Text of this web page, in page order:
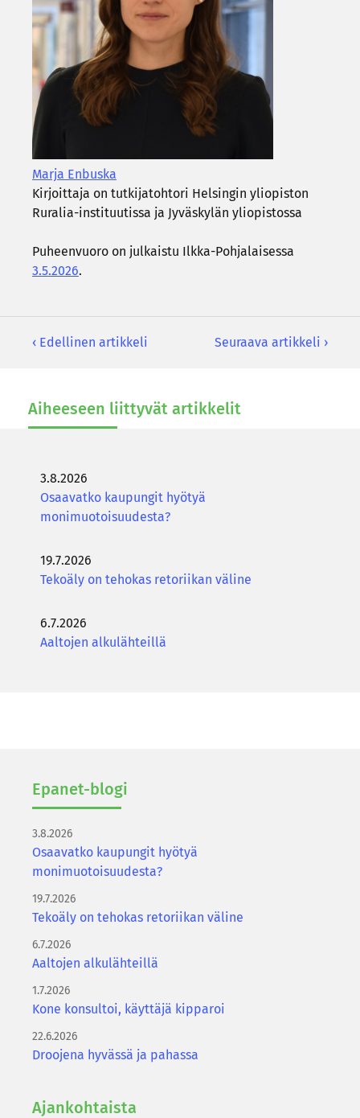
Marja En­bus­ka
Kir­joit­ta­ja on tut­ki­ja­toh­to­ri Hel­sin­gin yli­opis­ton
Ruralia-​instituutissa ja Jy­väs­ky­län yli­opis­tos­sa
Pu­heen­vuo­ro on jul­kais­tu Ilkka-​Pohjalaisessa
3.5.2026.
‹ Edellinen artikkeli Seuraava artikkeli ›
Ai­hee­seen liit­ty­vät ar­tik­ke­lit
3.8.2026
Osaavatko kaupungit hyötyä
monimuotoisuudesta?
19.7.2026
Tekoäly on tehokas retoriikan väline
6.7.2026
Aaltojen alkulähteillä
Epanet-​blogi
3.8.2026
Osaavatko kaupungit hyötyä
monimuotoisuudesta?
19.7.2026
Tekoäly on tehokas retoriikan väline
6.7.2026
Aaltojen alkulähteillä
1.7.2026
Kone konsultoi, käyttäjä kipparoi
22.6.2026
Droojena hyvässä ja pahassa
Ajan­koh­tais­ta